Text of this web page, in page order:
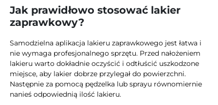
Jak prawidłowo stosować lakier
zaprawkowy?
Samodzielna aplikacja lakieru zaprawkowego jest łatwa i
nie wymaga profesjonalnego sprzętu. Przed nałożeniem
lakieru warto dokładnie oczyścić i odtłuścić uszkodzone
miejsce, aby lakier dobrze przylegał do powierzchni.
Następnie za pomocą pędzelka lub sprayu równomiernie
nanieś odpowiednią ilość lakieru.